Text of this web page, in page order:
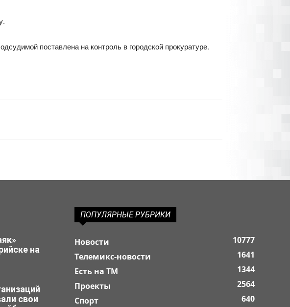
поставлена на контроль в городской прокуратуре.
на
свои
ПОПУЛЯРНЫЕ РУБРИКИ
Новости
10777
Телемикс-новости
1641
Есть на ТМ
1344
Проекты
2564
Спорт
640